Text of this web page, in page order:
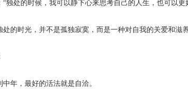
“独处的时候，我可以静下心来思考自己的人生，也可以更
处的时光，并不是孤独寂寞，而是一种对自我的关爱和滋养
中年，最好的活法就是自洽。